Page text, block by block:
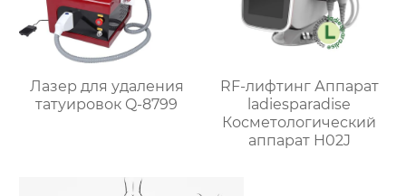
Лазер для удаления
татуировок Q-8799
RF-лифтинг Аппарат
ladiesparadise
Косметологический
аппарат H02J